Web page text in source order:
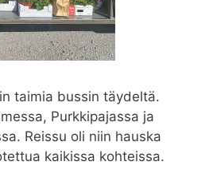
taimia bussin täydeltä.
Purkkipajassa ja
Reissu oli niin hauska
kaikissa kohteissa.